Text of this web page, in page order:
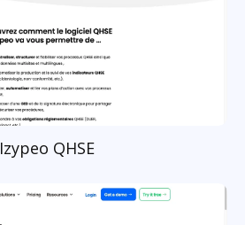
Izypeo QHSE